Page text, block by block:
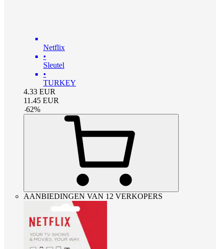
Netflix
•
Sleutel
•
TURKEY
4.33 EUR
11.45 EUR
-62%
AANBIEDINGEN VAN 12 VERKOPERS